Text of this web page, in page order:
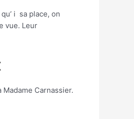
i sa place, on
vue. Leur
Carnassier.